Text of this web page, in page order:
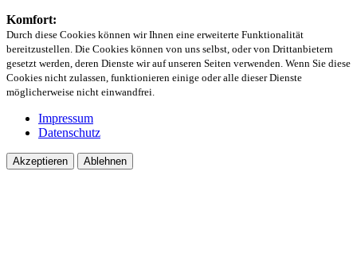
Komfort:
Durch diese Cookies können wir Ihnen eine erweiterte Funktionalität
bereitzustellen. Die Cookies können von uns selbst, oder von Drittanbietern
gesetzt werden, deren Dienste wir auf unseren Seiten verwenden. Wenn Sie diese
Cookies nicht zulassen, funktionieren einige oder alle dieser Dienste
möglicherweise nicht einwandfrei.
Impressum
Datenschutz
Akzeptieren Ablehnen